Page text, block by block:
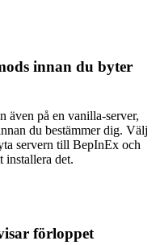
innan du byter
även på en vanilla-server,
du bestämmer dig. Välj
servern till BepInEx och
installera det.
förloppet